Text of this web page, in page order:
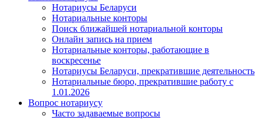
Нотариусы Беларуси
Нотариальные конторы
Поиск ближайшей нотариальной конторы
Онлайн запись на прием
Нотариальные конторы, работающие в
воскресенье
Нотариусы Беларуси, прекратившие деятельность
Нотариальные бюро, прекратившие работу с
1.01.2026
Вопрос нотариусу
Часто задаваемые вопросы